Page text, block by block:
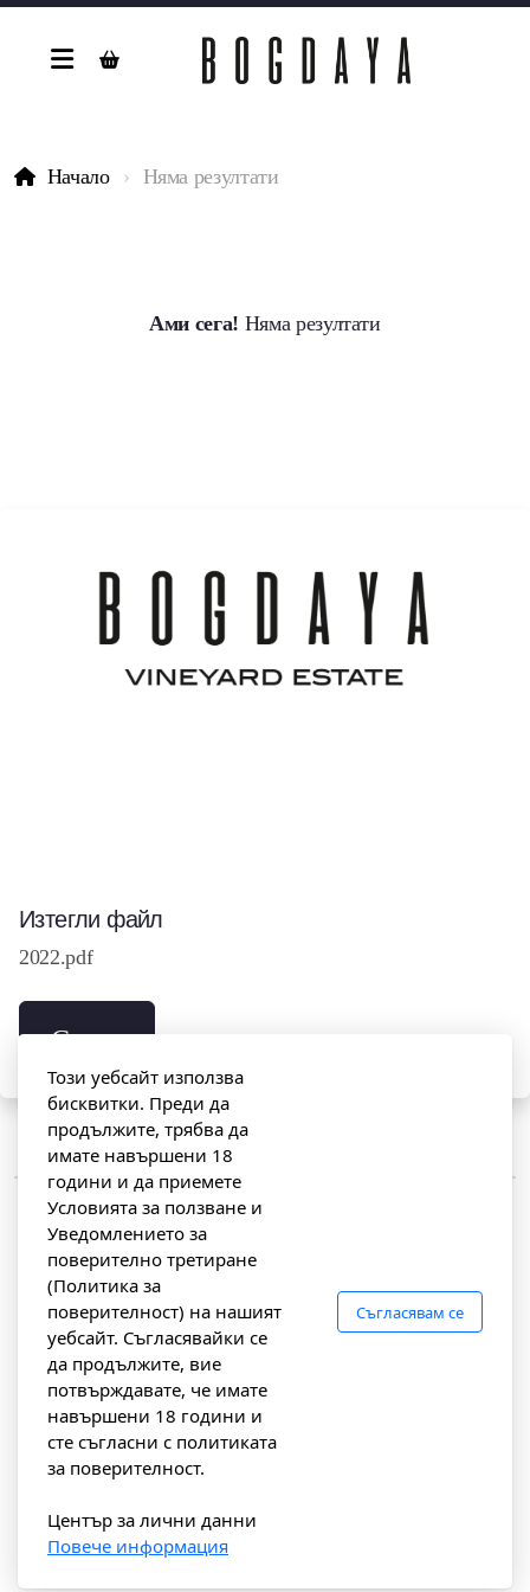
Начало Няма резултати
Ами сега! Няма резултати
Изтегли файл
2022.pdf
Свали
Богдая Винярд Естейт
с. Смочево, община Рила
Този уебсайт използва
бисквитки. Преди да
продължите, трябва да
имате навършени 18
години и да приемете
Условията за ползване и
Уведомлението за
поверително третиране
(Политика за
поверителност) на нашият
уебсайт. Съгласявайки се
да продължите, вие
потвърждавате, че имате
навършени 18 години и
сте съгласни с политиката
за поверителност.
Център за лични данни
Повече информация
Съгласявам се